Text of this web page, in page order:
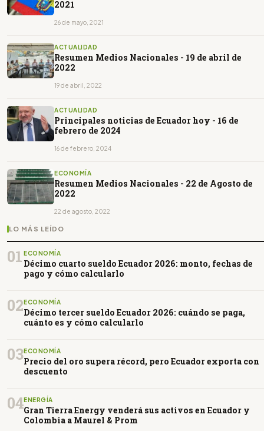
2021
26 de mayo, 2021
ACTUALIDAD
Resumen Medios Nacionales - 19 de abril de
2022
19 de abril, 2022
ACTUALIDAD
Principales noticias de Ecuador hoy - 16 de
febrero de 2024
16 de febrero, 2024
ECONOMÍA
Resumen Medios Nacionales - 22 de Agosto de
2022
22 de agosto, 2022
LO MÁS LEÍDO
01 ECONOMÍA
Décimo cuarto sueldo Ecuador 2026: monto, fechas de
pago y cómo calcularlo
02ECONOMÍA
Décimo tercer sueldo Ecuador 2026: cuándo se paga,
cuánto es y cómo calcularlo
03ECONOMÍA
Precio del oro supera récord, pero Ecuador exporta con
descuento
04ENERGÍA
Gran Tierra Energy venderá sus activos en Ecuador y
Colombia a Maurel & Prom